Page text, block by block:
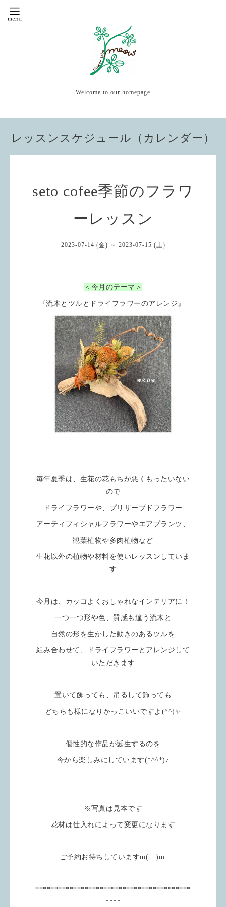
Welcome to our homepage
レッスンスケジュール（カレンダー）
seto cofee季節のフラワ
ーレッスン
2023-07-14 (金) ～ 2023-07-15 (土)
＜今月のテーマ＞
『流木とツルとドライフラワーのアレンジ』
毎年夏季は、生花の花もちが悪くもったいない
ので
ドライフラワーや、プリザーブドフラワー
アーティフィシャルフラワーやエアプランツ、
観葉植物や多肉植物など
生花以外の植物や材料を使いレッスンしていま
す
今月は、カッコよくおしゃれなインテリアに！
一つ一つ形や色、質感も違う流木と
自然の形を生かした動きのあるツルを
組み合わせて、ドライフラワーとアレンジして
いただきます
置いて飾っても、吊るして飾っても
どちらも様になりかっこいいですよ(^^)✨
個性的な作品が誕生するのを
今から楽しみにしています(*^^*)♪
※写真は見本です
花材は仕入れによって変更になります
ご予約お待ちしていますm(__)m
*****************************************
****